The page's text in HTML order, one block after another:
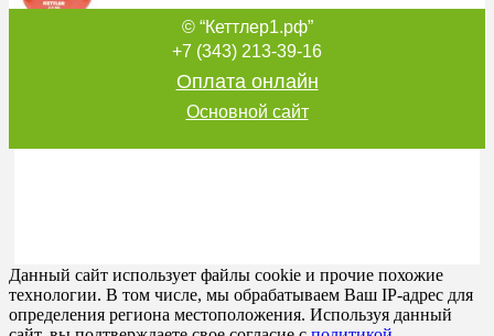
Гиря Kettler 7370-064 2.5кг Кеттлер
© “Кеттлер1.рф”
+7 (343) 213-39-16
Оплата онлайн
Основной сайт
Данный сайт использует файлы cookie и прочие похожие
технологии. В том числе, мы обрабатываем Ваш IP-адрес для
определения региона местоположения. Используя данный